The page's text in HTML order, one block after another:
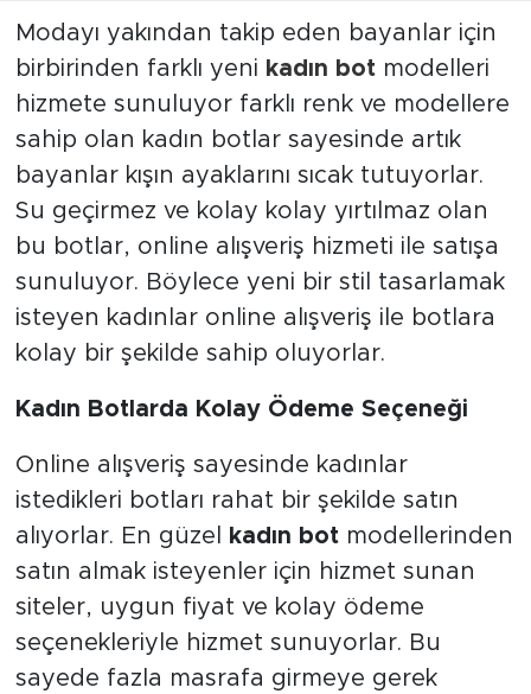
Modayı yakından takip eden bayanlar için
birbirinden farklı yeni kadın bot modelleri
hizmete sunuluyor farklı renk ve modellere
sahip olan kadın botlar sayesinde artık
bayanlar kışın ayaklarını sıcak tutuyorlar.
Su geçirmez ve kolay kolay yırtılmaz olan
bu botlar, online alışveriş hizmeti ile satışa
sunuluyor. Böylece yeni bir stil tasarlamak
isteyen kadınlar online alışveriş ile botlara
kolay bir şekilde sahip oluyorlar.
Kadın Botlarda Kolay Ödeme Seçeneği
Online alışveriş sayesinde kadınlar
istedikleri botları rahat bir şekilde satın
alıyorlar. En güzel
kadın botmodellerinden
satın almak isteyenler için hizmet sunan
siteler, uygun fiyat ve kolay ödeme
seçenekleriyle hizmet sunuyorlar. Bu
sayede fazla masrafa girmeye gerek